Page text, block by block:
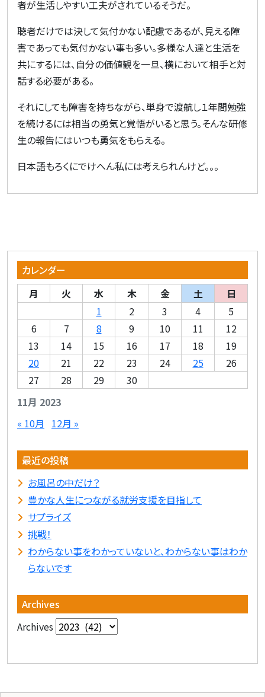
者が生活しやすい工夫がされているそうだ。
聴者だけでは決して気付かない配慮であるが、見える障
害であっても気付かない事も多い。多様な人達と生活を
共にするには、自分の価値観を一旦、横において相手と対
話する必要がある。
それにしても障害を持ちながら、単身で渡航し１年間勉強
を続けるには相当の勇気と覚悟がいると思う。そんな研修
生の報告にはいつも勇気をもらえる。
日本語もろくにでけへん私には考えられんけど。。。
カレンダー
11月 2023
月 火 水 木 金 土
日
1
2 3 4
5
6
7 8 9 10 11
12
13
14 15 16 17 18
19
20
21 22 23 24 25
26
27
28 29 30
« 10月 12月 »
最近の投稿
お風呂の中だけ？
豊かな人生につながる就労支援を目指して
サプライズ
挑戦！
わからない事をわかっていないと、わからない事はわか
らないです
Archives
Archives